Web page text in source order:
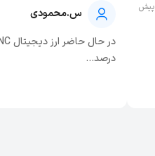
س.محمودی
درصد...